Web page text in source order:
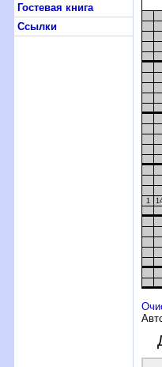
Гостевая книга
Ссылки
1